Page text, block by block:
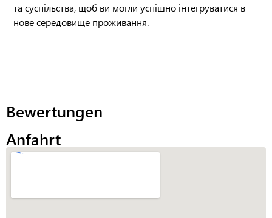
та суспільства, щоб ви могли успішно інтегруватися в
нове середовище проживання.
Bewertungen
Anfahrt